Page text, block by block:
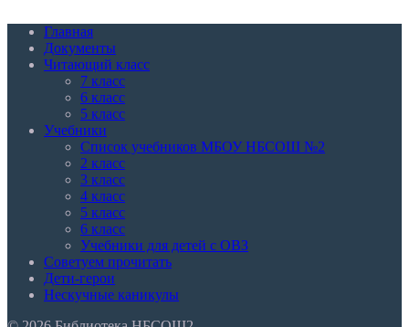
Главная
Документы
Читающий класс
7 класс
6 класс
5 класс
Учебники
Список учебников МБОУ НБСОШ №2
2 класс
3 класс
4 класс
5 класс
6 класс
Учебники для детей с ОВЗ
Советуем прочитать
Дети-герои
Нескучные каникулы